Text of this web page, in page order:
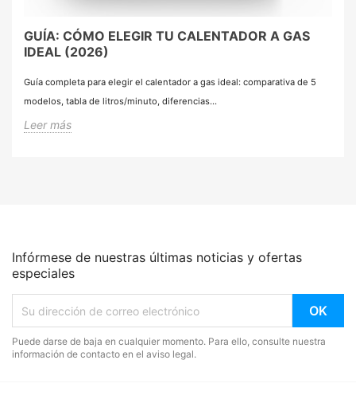
GUÍA: CÓMO ELEGIR TU CALENTADOR A GAS
IDEAL (2026)
Guía completa para elegir el calentador a gas ideal: comparativa de 5
modelos, tabla de litros/minuto, diferencias...
Leer más
Infórmese de nuestras últimas noticias y ofertas
especiales
Puede darse de baja en cualquier momento. Para ello, consulte nuestra
información de contacto en el aviso legal.